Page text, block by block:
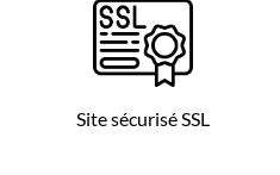
Site sécurisé SSL